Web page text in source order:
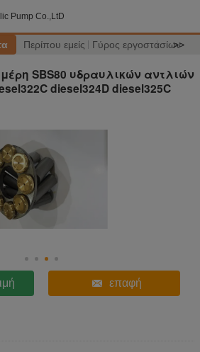
Pump Co.,LtD
Περίπου εμείς Γύρος εργοστασίων
>>
SBS80 υδραυλικών αντλιών
diesel324D diesel325C
επαφή